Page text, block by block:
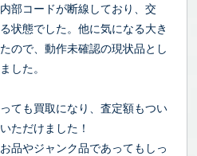
部コードが断線しており、交
状態でした。他に気になる大き
ので、動作未確認の現状品とし
した。
ても買取になり、査定額もつい
ただけました！
品やジャンク品であってもしっ